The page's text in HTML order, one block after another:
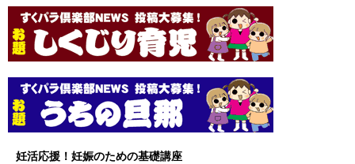
妊活応援！妊娠のための基礎講座